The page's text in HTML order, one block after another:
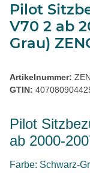
Pilot
V70 2 ab
Grau)
Artikelnummer:
GTIN:
Pilot
ab 2000-
Farbe: Schwarz-